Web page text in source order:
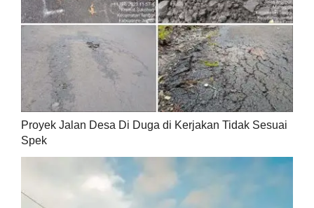
Proyek Jalan Desa Di Duga di Kerjakan Tidak Sesuai
Spek